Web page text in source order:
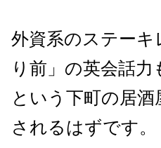
外資系のステー
り前」の英会話
という下町の居
されるはずです。